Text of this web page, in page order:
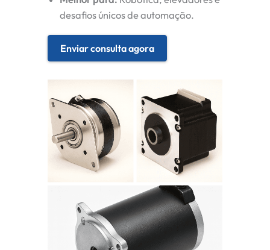
desafios únicos de automação.
Enviar consulta agora